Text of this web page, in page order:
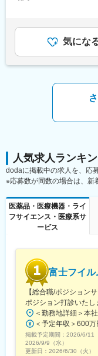
医薬品卸の社員と
で取り組んでいま
メンバー→リー
また、学会サポ
社製品に関連す
情報共有を行って
されるカテーテ
◯1日の訪問：3
◯訪問スタイル：
※入社後半年間は
■ポジションの魅
◎裁量と効率を重
自宅からの直行直
◎緊急呼び出しは
早朝や夜間の対応
◎横の繋がり
直行直帰だからと
はありません。
エリア内はLINE
り、対面では月に
他、全社員MTG
オフィス社員とも
◎研修制度
入社後研修では座
動を開始していた
（一律手当を含
＞・上記のほか
あり（四半期ご
額（夏1.5ヶ月、
り（年1回）賃金
下する可能性が
気にな
人気求人ランキ
dodaに掲載中の求人を、応
※応募数が同数の場合は、新
医薬品・医療機器・ライ
フサイエンス・医療系サ
ービス
富士フイ
【総合職/ポジション
ポジション打診いたし
掲載予定期間： 2026/6/11
2026/9/9（水）
更新日： 2026/6/30（火）